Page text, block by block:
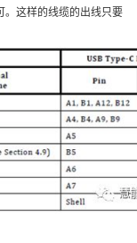
。这样的线缆的出线只要